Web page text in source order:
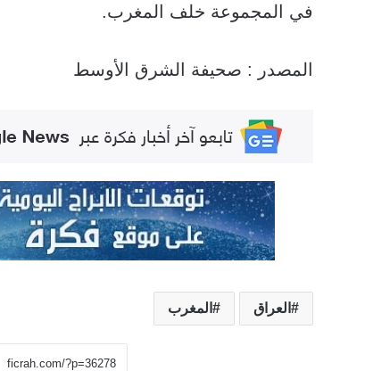
في المجموعة خلف المغرب.
المصدر : صحيفة الشرق الأوسط
العراق المغرب